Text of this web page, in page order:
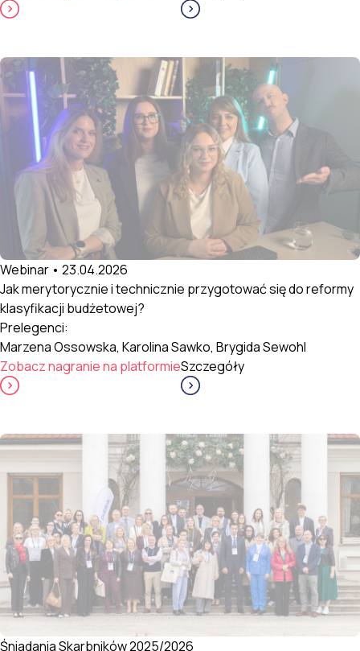
Webinar • 23.04.2026
Jak merytorycznie i technicznie przygotować się do reformy
klasyfikacji budżetowej?
Prelegenci:
Marzena Ossowska, Karolina Sawko, Brygida Sewohl
Zobacz nagranie na platformieSzczegóły
Śniadania Skarbników 2025/2026